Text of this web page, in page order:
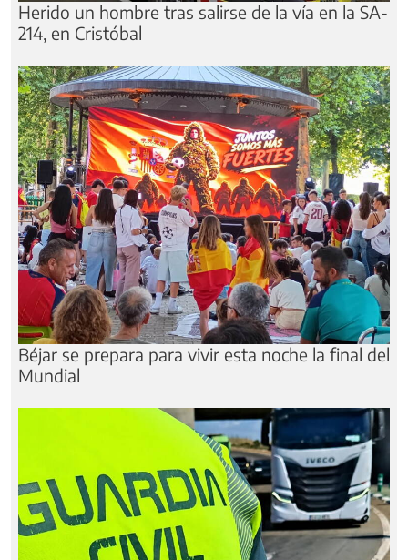
Herido un hombre tras salirse de la vía en la SA-
214, en Cristóbal
Béjar se prepara para vivir esta noche la final del
Mundial